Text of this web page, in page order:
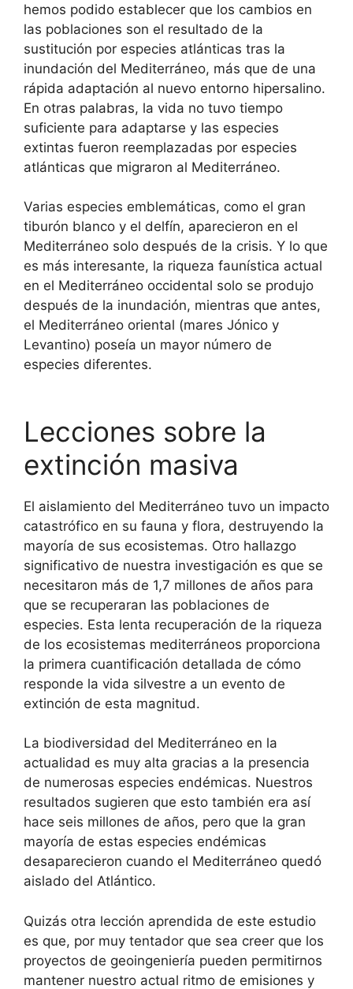
hemos podido establecer que los cambios en
las poblaciones son el resultado de la
sustitución por especies atlánticas tras la
inundación del Mediterráneo, más que de una
rápida adaptación al nuevo entorno hipersalino.
En otras palabras, la vida no tuvo tiempo
suficiente para adaptarse y las especies
extintas fueron reemplazadas por especies
atlánticas que migraron al Mediterráneo.
Varias especies emblemáticas, como el gran
tiburón blanco y el delfín, aparecieron en el
Mediterráneo solo después de la crisis. Y lo que
es más interesante, la riqueza faunística actual
en el Mediterráneo occidental solo se produjo
después de la inundación, mientras que antes,
el Mediterráneo oriental (mares Jónico y
Levantino) poseía un mayor número de
especies diferentes.
Lecciones sobre la
extinción masiva
El aislamiento del Mediterráneo tuvo un impacto
catastrófico en su fauna y flora, destruyendo la
mayoría de sus ecosistemas. Otro hallazgo
significativo de nuestra investigación es que se
necesitaron más de 1,7 millones de años para
que se recuperaran las poblaciones de
especies. Esta lenta recuperación de la riqueza
de los ecosistemas mediterráneos proporciona
la primera cuantificación detallada de cómo
responde la vida silvestre a un evento de
extinción de esta magnitud.
La biodiversidad del Mediterráneo en la
actualidad es muy alta gracias a la presencia
de numerosas especies endémicas. Nuestros
resultados sugieren que esto también era así
hace seis millones de años, pero que la gran
mayoría de estas especies endémicas
desaparecieron cuando el Mediterráneo quedó
aislado del Atlántico.
Quizás otra lección aprendida de este estudio
es que, por muy tentador que sea creer que los
proyectos de geoingeniería pueden permitirnos
mantener nuestro actual ritmo de emisiones y